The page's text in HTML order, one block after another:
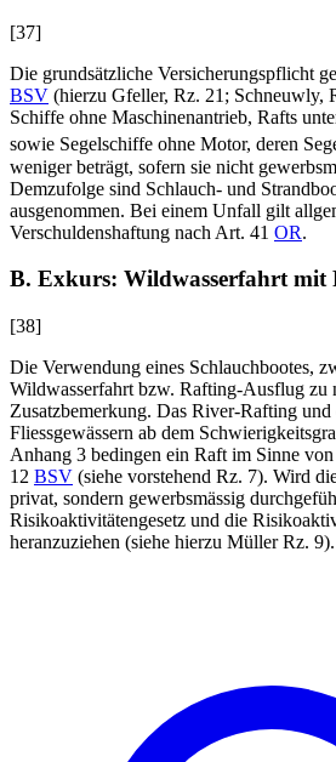
[37]
Die grundsätzliche Versicherungspflicht
BSV (hierzu Gfeller, Rz. 21; Schneuwly,
Schiffe ohne Maschinenantrieb, Rafts
sowie Segelschiffe ohne Motor, deren
weniger beträgt, sofern sie nicht
Demzufolge sind Schlauch- und
ausgenommen. Bei einem Unfall gilt
Verschuldenshaftung nach Art. 41 OR.
B. Exkurs: Wildwasserfahrt mit
[38]
Die Verwendung eines Schlauchbootes,
Wildwasserfahrt bzw. Rafting-Ausflug zu
Zusatzbemerkung. Das River-Rafting
Fliessgewässern ab dem
Anhang 3 bedingen ein Raft im Sinne
12 BSV (siehe vorstehend Rz. 7). Wird
privat, sondern gewerbsmässig
Risikoaktivitätengesetz und die
heranzuziehen (siehe hierzu MüllerRz. 9).